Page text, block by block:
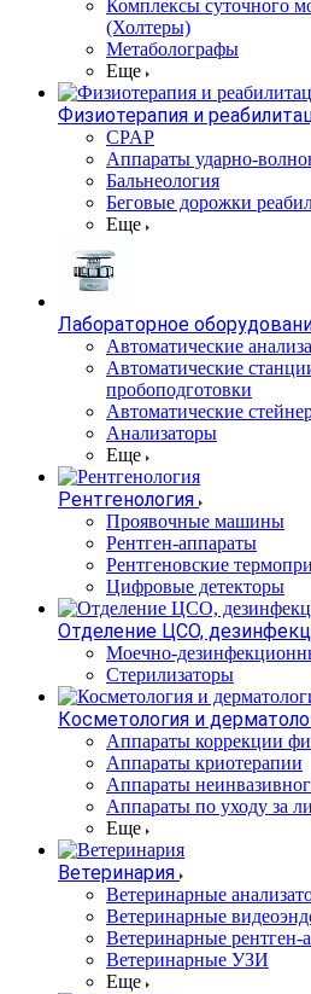
Комплексы суточного
(Холтеры)
Метаболографы
Еще
Физиотерапия и
CPAP
Аппараты ударно-
Бальнеология
Беговые дорожки
Еще
Лабораторное
Автоматические
Автоматические
пробоподготовки
Автоматические
Анализаторы
Еще
Рентгенология
Проявочные машины
Рентген-аппараты
Рентгеновские
Цифровые детекторы
Отделение ЦСО,
Моечно-
Стерилизаторы
Косметология и
Аппараты коррекции
Аппараты криотерапии
Аппараты
Аппараты по уходу за
Еще
Ветеринария
Ветеринарные
Ветеринарные
Ветеринарные рентген-
Ветеринарные УЗИ
Еще